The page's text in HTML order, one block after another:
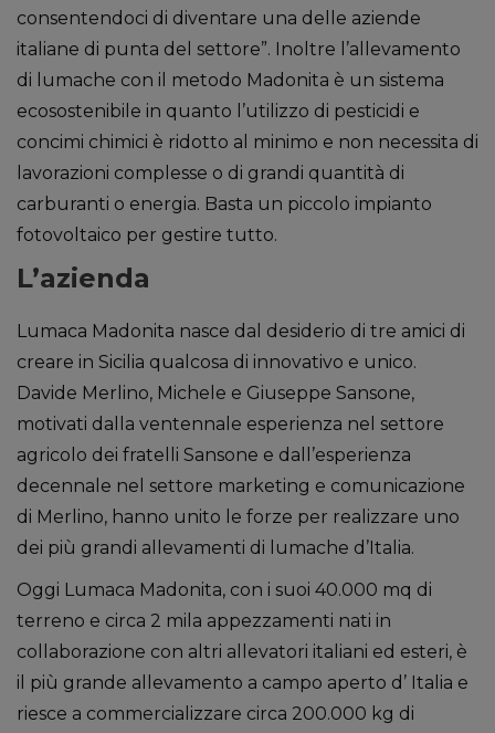
consentendoci di diventare una delle aziende
italiane di punta del settore”. Inoltre l’allevamento
di lumache con il metodo Madonita è un sistema
ecosostenibile in quanto l’utilizzo di pesticidi e
concimi chimici è ridotto al minimo e non necessita di
lavorazioni complesse o di grandi quantità di
carburanti o energia. Basta un piccolo impianto
fotovoltaico per gestire tutto.
L’azienda
Lumaca Madonita nasce dal desiderio di tre amici di
creare in Sicilia qualcosa di innovativo e unico.
Davide Merlino, Michele e Giuseppe Sansone,
motivati dalla ventennale esperienza nel settore
agricolo dei fratelli Sansone e dall’esperienza
decennale nel settore marketing e comunicazione
di Merlino, hanno unito le forze per realizzare uno
dei più grandi allevamenti di lumache d’Italia.
Oggi Lumaca Madonita, con i suoi 40.000 mq di
terreno e circa 2 mila appezzamenti nati in
collaborazione con altri allevatori italiani ed esteri, è
il più grande allevamento a campo aperto d’ Italia e
riesce a commercializzare circa 200.000 kg di